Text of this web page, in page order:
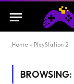
Home » PlayStation 2
BROWSING: